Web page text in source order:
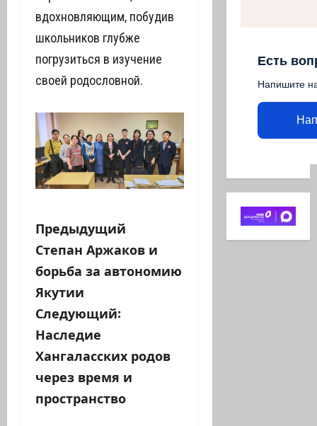
вдохновляющим, побудив
школьников глубже
погрузиться в изучение
своей родословной.
Н
а
в
и
г
а
ц
Предыдущий
Степан Аржаков и
борьба за автономию
Якутии
Следующий:
Наследие
Хангаласских родов
через время и
пространство
Есть
Напишите